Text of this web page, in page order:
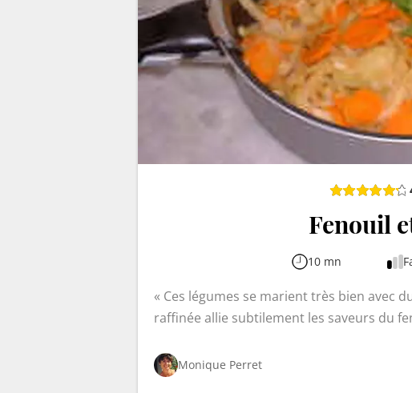
Fenouil
10 mn
Ces légumes se marient très bien avec
raffinée allie subtilement les saveurs du
douce en lamelles fines préserve leurs
arômes, apportant une touche de
Monique Perret